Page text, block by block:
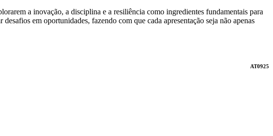
a inovação, a disciplina e a resiliência como ingredientes fundamentais para
em oportunidades, fazendo com que cada apresentação seja não apenas
AT0925